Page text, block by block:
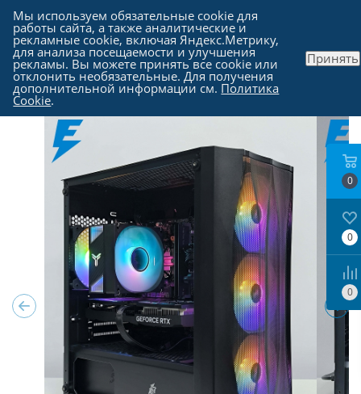
Каталог - Компьютеры в Москве
0
0
0
Мы используем обязательные cookie для
работы сайта, а также аналитические и
рекламные cookie, включая Яндекс.Метрику,
для анализа посещаемости и улучшения
рекламы. Вы можете принять все cookie или
отклонить необязательные. Для получения
дополнительной информации см. Политика
Cookie.
Принять